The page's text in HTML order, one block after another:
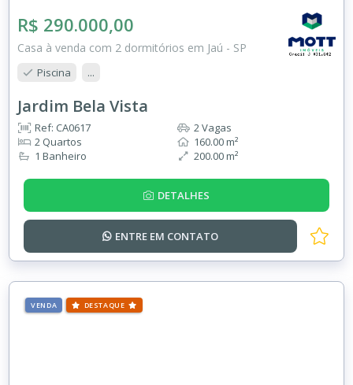
R$ 290.000,00
Casa à venda com 2 dormitórios em Jaú - SP
Piscina ...
Jardim Bela Vista
Ref: CA0617
2 Quartos
1 Banheiro
2 Vagas
160.00 m²
200.00 m²
DETALHES
ENTRE EM CONTATO
VENDA DESTAQUE